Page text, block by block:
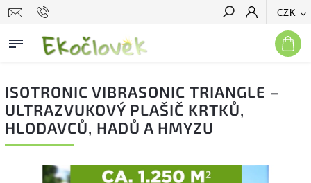
CZK
Hledat
ISOTRONIC VIBRASONIC TRIANGLE –
ULTRAZVUKOVÝ PLAŠIČ KRTKŮ,
HLODAVCŮ, HADŮ A HMYZU